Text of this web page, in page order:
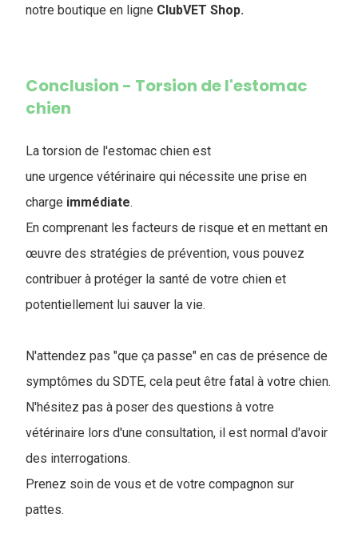
notre boutique en ligne ClubVET Shop.
Conclusion - Torsion de l'estomac
chien
La torsion de l'estomac chien est
une urgence vétérinaire qui nécessite une prise en
charge immédiate.
En comprenant les facteurs de risque et en mettant en
œuvre des stratégies de prévention, vous pouvez
contribuer à protéger la santé de votre chien et
potentiellement lui sauver la vie.
N'attendez pas "que ça passe" en cas de présence de
symptômes du SDTE, cela peut être fatal à votre chien.
N'hésitez pas à poser des questions à votre
vétérinaire lors d'une consultation, il est normal d'avoir
des interrogations.
Prenez soin de vous et de votre compagnon sur
pattes.